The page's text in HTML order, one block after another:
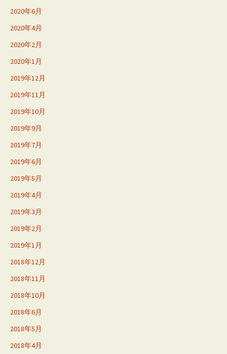
2020年6月
2020年4月
2020年2月
2020年1月
2019年12月
2019年11月
2019年10月
2019年9月
2019年7月
2019年6月
2019年5月
2019年4月
2019年3月
2019年2月
2019年1月
2018年12月
2018年11月
2018年10月
2018年6月
2018年5月
2018年4月